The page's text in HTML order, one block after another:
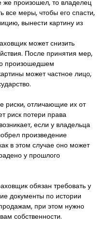
же произошел, то владелец
все меры, чтобы его спасти,
вынести картину из
может снизить
После принятия мер,
произошедшем
может частное лицо,
риски, отличающие их от
риск потери права
если у владельца
произведение
в этом случае оно может
у прошлого
обязан требовать у
документы по истории
при этом нужно
собственности.